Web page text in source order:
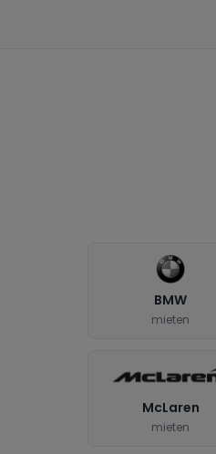
BMW
mieten
McLaren
mieten